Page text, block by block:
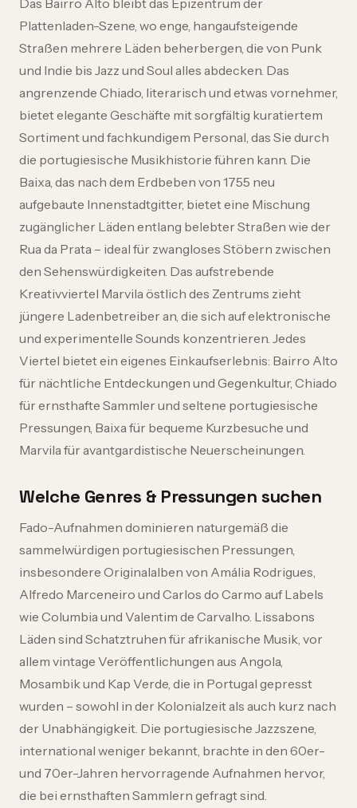
Das Bairro Alto bleibt das Epizentrum der
Plattenladen-Szene, wo enge, hangaufsteigende
Straßen mehrere Läden beherbergen, die von Punk
und Indie bis Jazz und Soul alles abdecken. Das
angrenzende Chiado, literarisch und etwas vornehmer,
bietet elegante Geschäfte mit sorgfältig kuratiertem
Sortiment und fachkundigem Personal, das Sie durch
die portugiesische Musikhistorie führen kann. Die
Baixa, das nach dem Erdbeben von 1755 neu
aufgebaute Innenstadtgitter, bietet eine Mischung
zugänglicher Läden entlang belebter Straßen wie der
Rua da Prata – ideal für zwangloses Stöbern zwischen
den Sehenswürdigkeiten. Das aufstrebende
Kreativviertel Marvila östlich des Zentrums zieht
jüngere Ladenbetreiber an, die sich auf elektronische
und experimentelle Sounds konzentrieren. Jedes
Viertel bietet ein eigenes Einkaufserlebnis: Bairro Alto
für nächtliche Entdeckungen und Gegenkultur, Chiado
für ernsthafte Sammler und seltene portugiesische
Pressungen, Baixa für bequeme Kurzbesuche und
Marvila für avantgardistische Neuerscheinungen.
Welche Genres & Pressungen suchen
Fado-Aufnahmen dominieren naturgemäß die
sammelwürdigen portugiesischen Pressungen,
insbesondere Originalalben von Amália Rodrigues,
Alfredo Marceneiro und Carlos do Carmo auf Labels
wie Columbia und Valentim de Carvalho. Lissabons
Läden sind Schatztruhen für afrikanische Musik, vor
allem vintage Veröffentlichungen aus Angola,
Mosambik und Kap Verde, die in Portugal gepresst
wurden – sowohl in der Kolonialzeit als auch kurz nach
der Unabhängigkeit. Die portugiesische Jazzszene,
international weniger bekannt, brachte in den 60er-
und 70er-Jahren hervorragende Aufnahmen hervor,
die bei ernsthaften Sammlern gefragt sind.